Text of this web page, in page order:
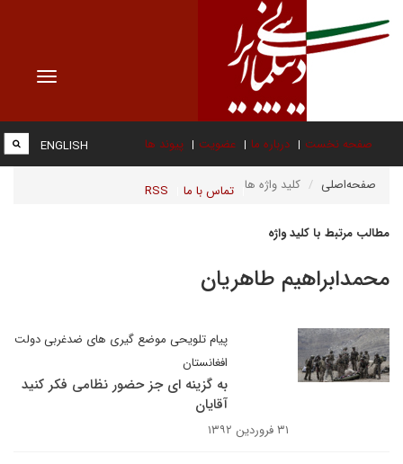
Toggle
صفحه نخست درباره ما عضویت پیوند ها
تماس با ما RSS
ENGLISH
صفحه‌اصلی کلید واژه ها
مطالب مرتبط با کلید واژه
محمدابراهيم طاهريان
پیام تلویحی موضع گیری های ضدغربی دولت
افغانستان
به گزینه ای جز حضور نظامی فکر کنید
آقایان
۳۱ فروردین ۱۳۹۲